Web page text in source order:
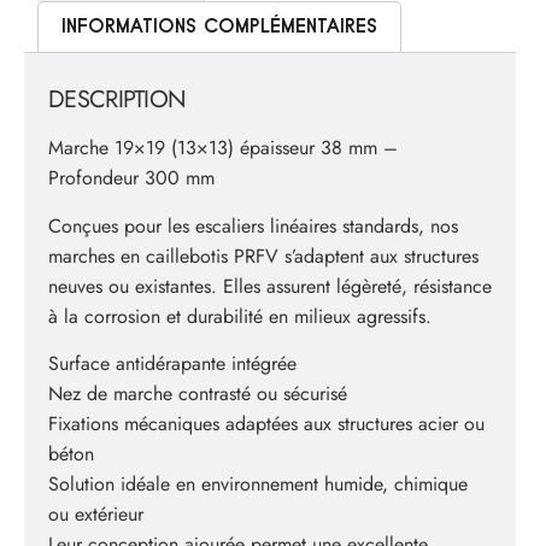
INFORMATIONS COMPLÉMENTAIRES
DESCRIPTION
Marche 19×19 (13×13) épaisseur 38 mm –
Profondeur 300 mm
Conçues pour les escaliers linéaires standards, nos
marches en caillebotis PRFV s’adaptent aux structures
neuves ou existantes. Elles assurent légèreté, résistance
à la corrosion et durabilité en milieux agressifs.
Surface antidérapante intégrée
Nez de marche contrasté ou sécurisé
Fixations mécaniques adaptées aux structures acier ou
béton
Solution idéale en environnement humide, chimique
ou extérieur